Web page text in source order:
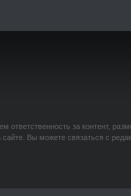
ответственность за контент,
Вы можете связаться с